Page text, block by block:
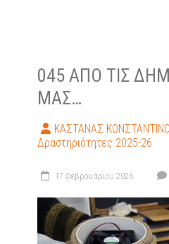
045 ΑΠΌ ΤΙΣ
ΜΑΣ…
ΚΑΣΤΑΝΑΣ
Δραστηριότητες 2025-26
17 Φεβρουαρίου 2026